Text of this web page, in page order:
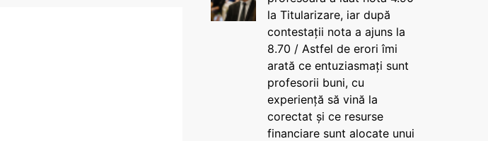
la Titularizare, iar după
contestații nota a ajuns la
8.70 / Astfel de erori îmi
arată ce entuziasmați sunt
profesorii buni, cu
experiență să vină la
corectat și ce resurse
financiare sunt alocate unui